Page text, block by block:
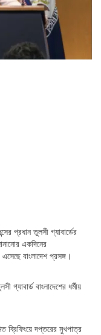
প্রধান তুলসী গ্যাবার্ডের
একদিনের
বাংলাদেশ প্রসঙ্গ।
গ্যাবার্ড বাংলাদেশের ধর্মীয়
ব্রিফিংয়ে দপ্তরের মুখপাত্র